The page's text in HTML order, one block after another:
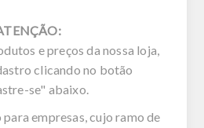
e preços da nossa loja,
clicando no botão
se" abaixo.
empresas, cujo ramo de